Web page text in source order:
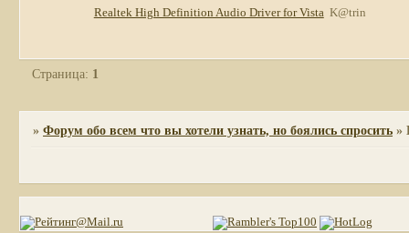
Realtek High Definition Audio Driver for Vista K@trin
Страница: 1
»Форум обо всем что вы хотели узнать, но боялись спросить »